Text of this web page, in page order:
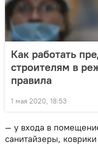
Как работать
строителям в
правила
1 мая 2020, 18:53
— у входа в
санитайзеры,